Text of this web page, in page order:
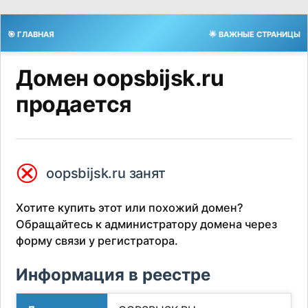
🎯 ГЛАВНАЯ 🌟 ВАЖНЫЕ СТРАНИЦЫ
Домен oopsbijsk.ru
продается
⮿ oopsbijsk.ru занят
Хотите купить этот или похожий домен?
Обращайтесь к администратору домена через
форму связи у регистратора.
Информация в реестре